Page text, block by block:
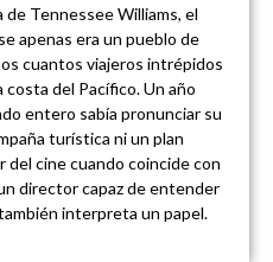
de Tennessee Williams, el
apenas era un pueblo de
cuantos viajeros intrépidos
del Pacífico. Un año
entero sabía pronunciar su
turística ni un plan
del cine cuando coincide con
director capaz de entender
interpreta un papel.